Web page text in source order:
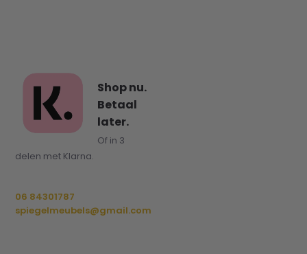
Shop nu.
Betaal
later.
Of in 3
delen met Klarna.
06 84301787
spiegelmeubels@gmail.com